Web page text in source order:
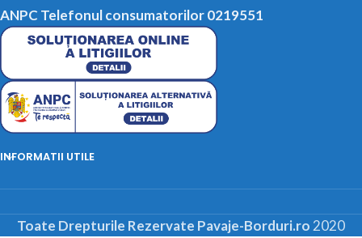
ANPC Telefonul consumatorilor 0219551
INFORMATII UTILE
Toate Drepturile Rezervate Pavaje-Borduri.ro2020